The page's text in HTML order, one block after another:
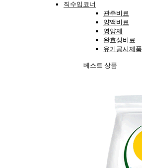
직수입코너
관주비료
양액비료
영양제
완효성비료
유기공시제품
베스트 상품